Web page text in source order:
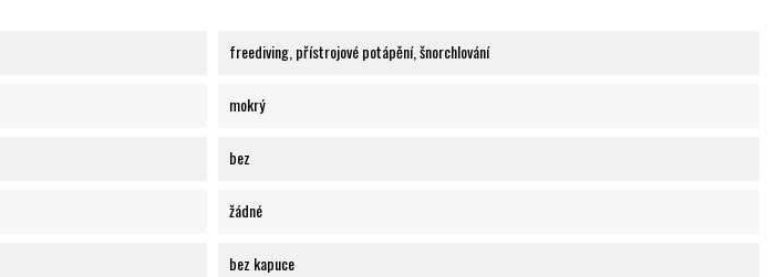
freediving, přístrojové potápění, šnorchlování
mokrý
bez
žádné
bez kapuce